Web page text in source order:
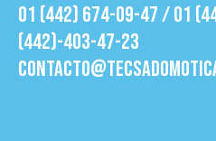
01 (442) 674-09-47 / 01
(442)-403-47-23